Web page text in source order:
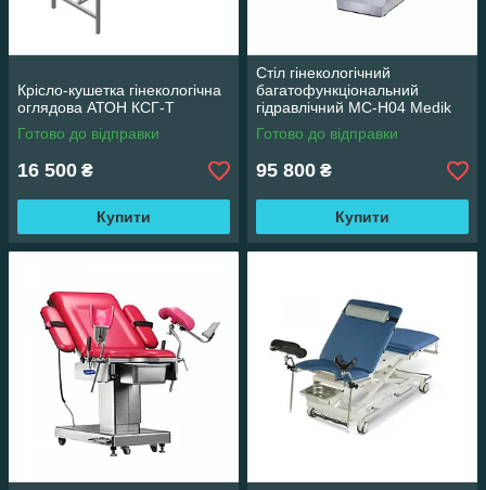
Крісло-кушетка гінекологічна
оглядова АТОН КСГ-Т
Готово до відправки
16 500 ₴
Купити
Стіл гінекологічний
багатофункціональний
гідравлічний MC-H04 Medik
Готово до відправки
95 800 ₴
Купити